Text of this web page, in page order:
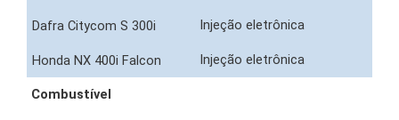
Injeção eletrônica
Injeção eletrônica
Combustível